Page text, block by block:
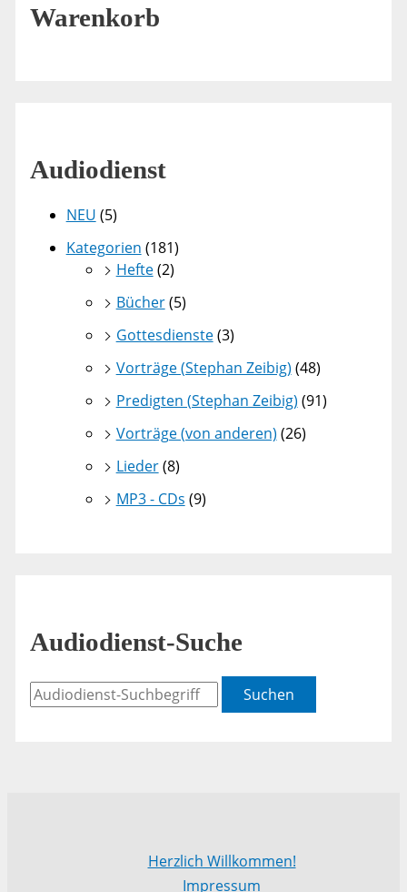
Warenkorb
Audiodienst
NEU (5)
Kategorien (181)
Hefte(2)
Bücher(5)
Gottesdienste(3)
Vorträge (Stephan Zeibig) (48)
Predigten (Stephan Zeibig) (91)
Vorträge (von anderen) (26)
Lieder(8)
MP3 - CDs (9)
Audiodienst-Suche
Suchen
Herzlich Willkommen!
Impressum